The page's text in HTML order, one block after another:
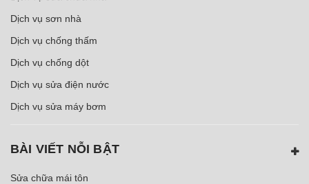
Dịch vụ sơn nhà
Dịch vụ chống thấm
Dịch vụ chống dột
Dịch vụ sửa điện nước
Dịch vụ sửa máy bơm
BÀI VIẾT NỖI BẬT
Sửa chữa mái tôn